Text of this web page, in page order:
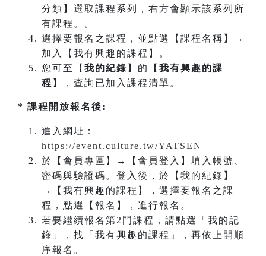
分類】選取課程系列，右方會顯示該系列所
有課程。。
選擇要報名之課程，並點選【課程名稱】→
加入【我有興趣的課程】。
您可至【 我的紀錄 】的【 我有興趣的課
程 】，查詢已加入課程清單。
* 課程開放報名後:
進入網址：
https://event.culture.tw/YATSEN
於【會員專區】→【會員登入】填入帳號、
密碼與驗證碼。登入後，於【我的紀錄】
→【我有興趣的課程】，選擇要報名之課
程，點選【報名】，進行報名。
若要繼續報名第2門課程，請點選「我的記
錄」，找「我有興趣的課程」，再依上開順
序報名。